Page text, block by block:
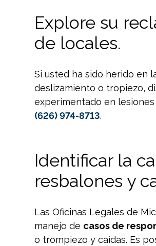
Explore su
de locales.
Si usted ha sido herido en
deslizamiento o tropiezo,
experimentado en
(626) 974-8713.
Identificar la
resbalones y
Las Oficinas Legales de
manejo de casos de
o trompiezo y caídas. Es